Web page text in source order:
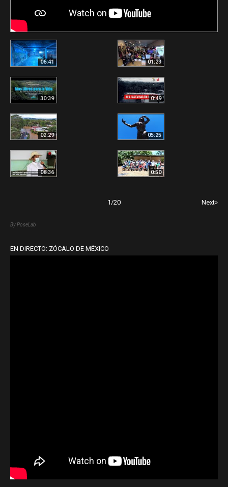
06:41 01:23
30:39 0:49
02:29 05:25
08:36 0:50
1 /20 Next»
By PoseLab
EN DIRECTO: ZÓCALO DE MÉXICO